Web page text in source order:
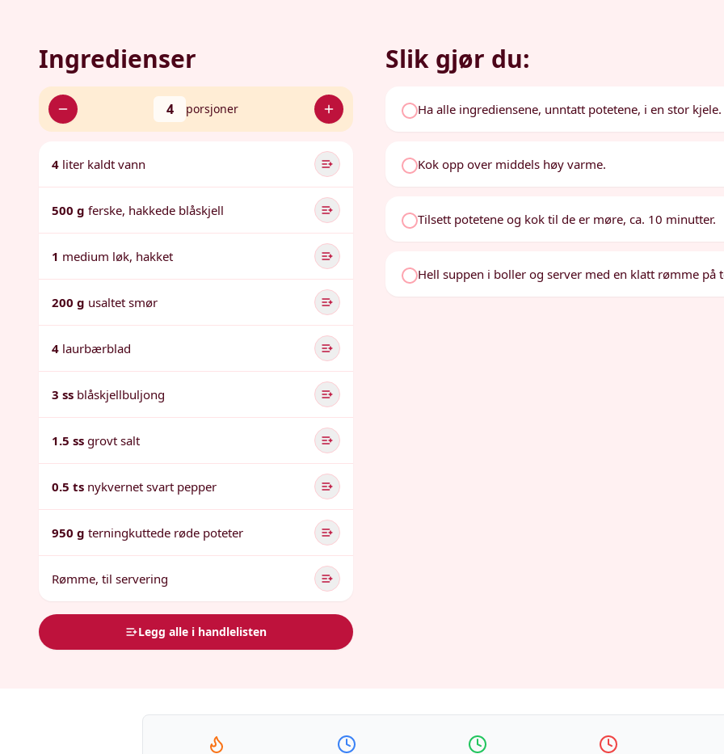
Ingredienser
4 porsjoner
4 liter kaldt vann
500 g ferske, hakkede blåskjell
1 medium løk, hakket
200 g usaltet smør
4 laurbærblad
3 ss blåskjellbuljong
1.5 ss grovt salt
0.5 ts nykvernet svart pepper
950 g terningkuttede røde poteter
Rømme, til servering
Legg alle i handlelisten
Slik gjør du:
Ha alle ingrediensene, unntatt potetene, i en stor kjele.
Kok opp over middels høy varme.
Tilsett potetene og kok til de er møre, ca. 10 minutter.
Hell suppen i boller og server med en klatt rømme på